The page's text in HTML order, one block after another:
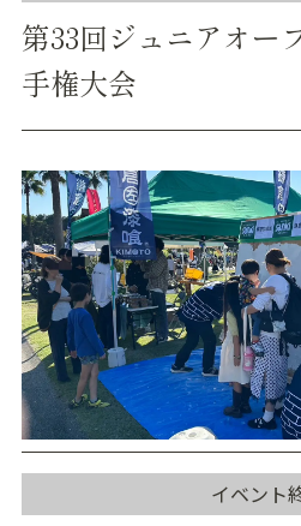
第33回ジュニアオー
手権大会
イベント